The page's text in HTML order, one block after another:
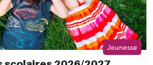
Jeunesse